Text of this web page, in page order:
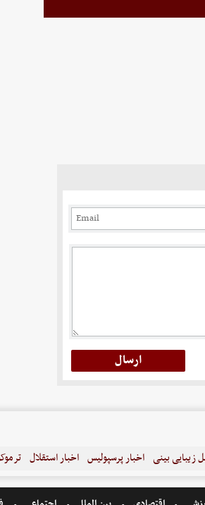
زیبایی بینی اخبار پرسپولیس اخبار استقلال